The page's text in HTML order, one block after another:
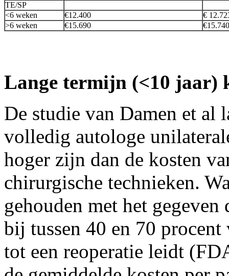
TE/SP
<6 weken
€12.400
€
>6 weken
€15.690 €15.740
Lange termijn (<10 jaar)
De studie van Damen et al
volledig autologe
hoger zijn dan de kosten
chirurgische technieken.
gehouden met het
bij tussen 40 en 70
tot een reoperatie leidt